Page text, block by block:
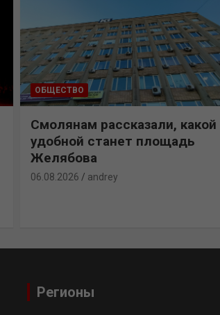
ОБЩЕСТВО
Смолянам рассказали, какой
удобной станет площадь
Желябова
06.08.2026 andrey
Регионы